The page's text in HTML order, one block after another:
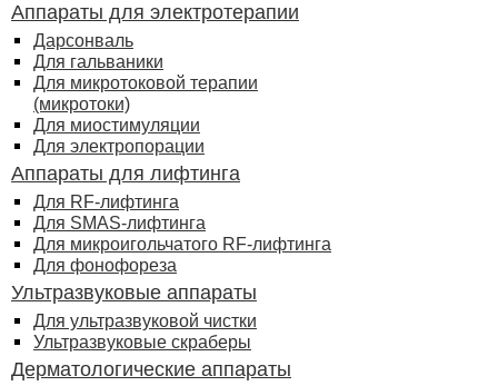
Аппараты для электротерапии
Дарсонваль
Для гальваники
Для микротоковой терапии
(микротоки)
Для миостимуляции
Для электропорации
Аппараты для лифтинга
Для RF-лифтинга
Для SMAS-лифтинга
Для микроигольчатого RF-лифтинга
Для фонофореза
Ультразвуковые аппараты
Для ультразвуковой чистки
Ультразвуковые скраберы
Дерматологические аппараты